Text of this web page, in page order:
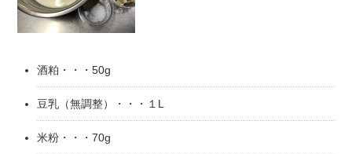
酒粕・・・50g
豆乳（無調整）・・・１L
米粉・・・70g